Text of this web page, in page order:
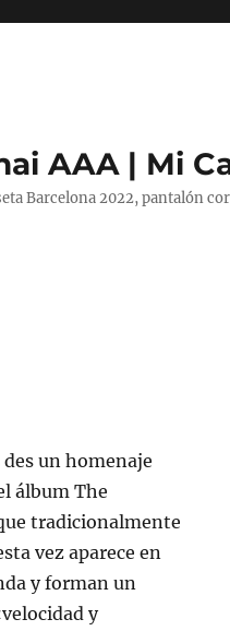
AAA | Mi
Barcelona 2022, pantalón
des un homenaje
álbum The
tradicionalmente
vez aparece en
y forman un
y